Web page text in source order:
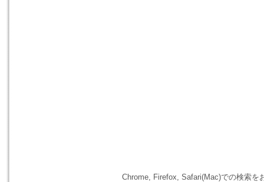
Chrome, Firefox, Safari(Mac)での検索を